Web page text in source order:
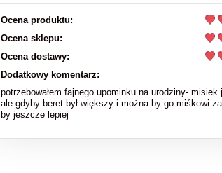
Ocena produktu:
Ocena sklepu:
Ocena dostawy:
Dodatkowy komentarz:
potrzebowałem fajnego upominku na urodziny- misiek
ale gdyby beret był większy i można by go miśkowi
by jeszcze lepiej